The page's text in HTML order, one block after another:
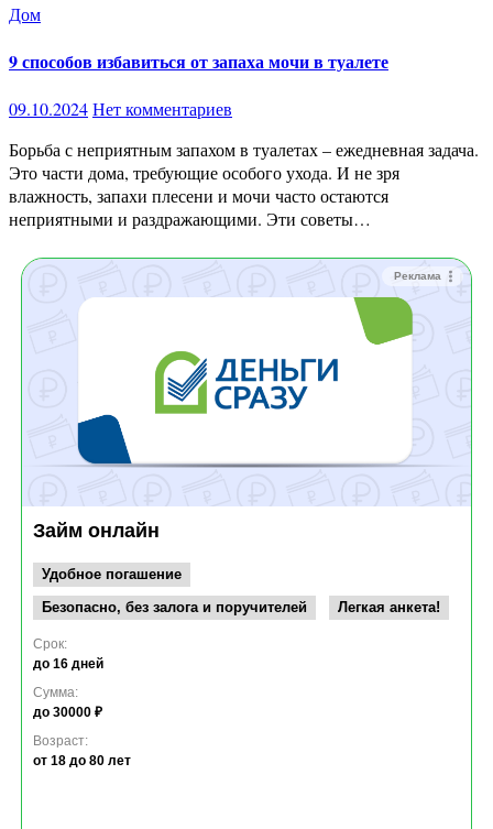
Дом
9 способов избавиться от запаха мочи в туалете
09.10.2024Нет комментариев
Борьба с неприятным запахом в туалетах – ежедневная задача.
Это части дома, требующие особого ухода. И не зря
влажность, запахи плесени и мочи часто остаются
неприятными и раздражающими. Эти советы…
Реклама
Займ онлайн
Удобное погашение
Безопасно, без залога и поручителей
Легкая анкета!
Срок:
до 16 дней
Сумма:
до 30000 ₽
Возраст:
от 18 до 80 лет